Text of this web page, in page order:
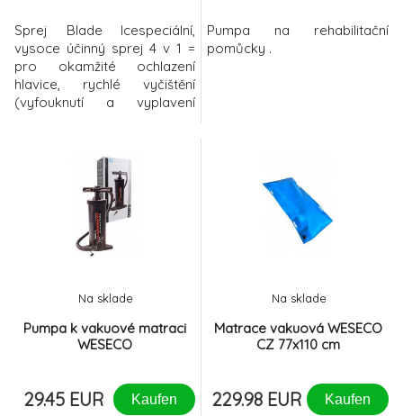
Sprej Blade Icespeciální,
vysoce účinný sprej 4 v 1 =
pro okamžité ochlazení
hlavice, rychlé vyčištění
(vyfouknutí a vyplavení
korozidoporučení: používat
spolu se speciálním olejem
na střihací hlavice (např.
MOSER / WAHL 2999-
7935)obsah: 400 ml
Pumpa na rehabilitační
pomůcky .
Pumpa k vakuové matraci
WESECO
Na sklade
29.45 EUR Kaufen
Matrace vakuová WESECO
CZ 77x110 cm
Na sklade
229.98 EUR Kaufen